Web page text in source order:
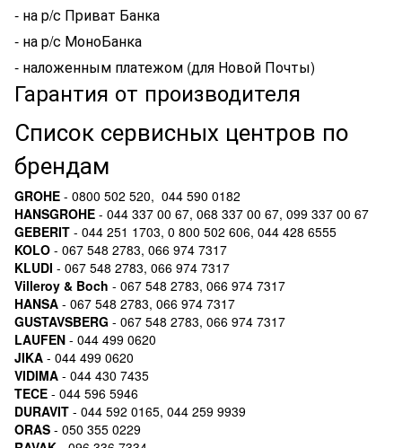
- на р/с Приват Банка
- на р/с МоноБанка
- наложенным платежом (для Новой Почты)
Гарантия от производителя
Список сервисных центров по
брендам
GROHE - 0800 502 520, 044 590 0182
HANSGROHE - 044 337 00 67, 068 337 00 67, 099 337 00 67
GEBERIT - 044 251 1703, 0 800 502 606, 044 428 6555
KOLO - 067 548 2783, 066 974 7317
KLUDI - 067 548 2783, 066 974 7317
Villeroy & Boch - 067 548 2783, 066 974 7317
HANSA - 067 548 2783, 066 974 7317
GUSTAVSBERG - 067 548 2783, 066 974 7317
LAUFEN - 044 499 0620
JIKA - 044 499 0620
VIDIMA - 044 430 7435
TECE - 044 596 5946
DURAVIT - 044 592 0165, 044 259 9939
ORAS - 050 355 0229